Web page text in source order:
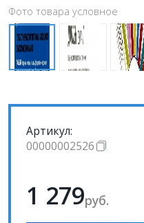
Фото товара условное
Артикул:
00000002526
1 279руб.